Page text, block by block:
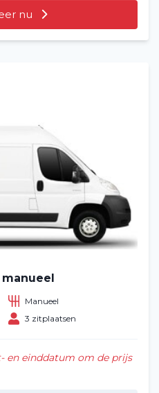
nu
Manueel
3 zitplaatsen
en einddatum om de prijs